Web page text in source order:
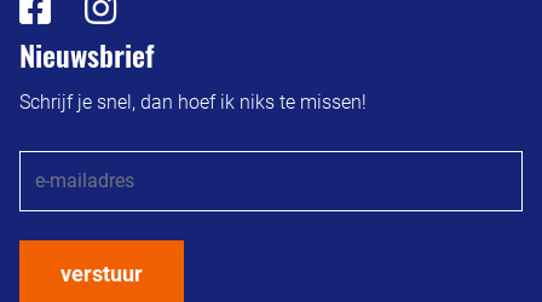
Nieuwsbrief
Schrijf je snel, dan hoef ik niks te missen!
verstuur